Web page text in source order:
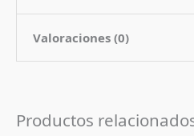
Contenido
Pais de Origen
Valoraciones (0)
Productos